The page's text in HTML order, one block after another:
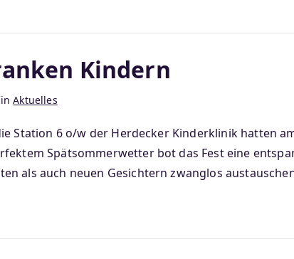
Kindern
inAktuelles
Station 6 o/w der Herdecker Kinderklinik hatten
Spätsommerwetter bot das Fest eine
als auch neuen Gesichtern zwanglos